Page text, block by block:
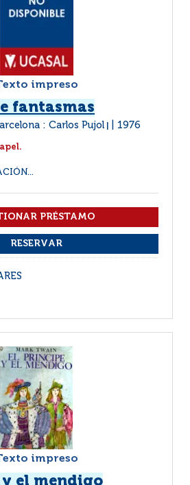
impreso
fantasmas
: Carlos Pujol 1976
impreso
el mendigo